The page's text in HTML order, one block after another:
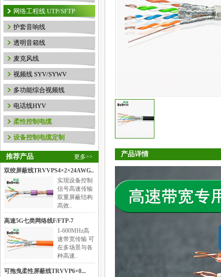
网络工程线 UTP/SFTP
护套音响线
透明音箱线
麦克风线
视频线 SYV/SYWV
多功能综合视频线
电话线HYV
柔性控制电缆
设备控制电缆定制
更多>>
推荐产品
双绞屏蔽线TRVVPS4×2×24AWG..
实现设备控制
信号高速传输
双重屏蔽结构
高效..
高速5G七类网络线F/FTP-7
1-600MHz高
速带宽传输 可
在多场景与各
种高速..
可拖曳柔性屏蔽线TRVVP6×0...
产品详情